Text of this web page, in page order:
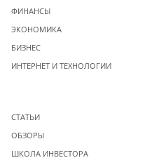
ФИНАНСЫ
ЭКОНОМИКА
БИЗНЕС
ИНТЕРНЕТ И ТЕХНОЛОГИИ
СТАТЬИ
ОБЗОРЫ
ШКОЛА ИНВЕСТОРА